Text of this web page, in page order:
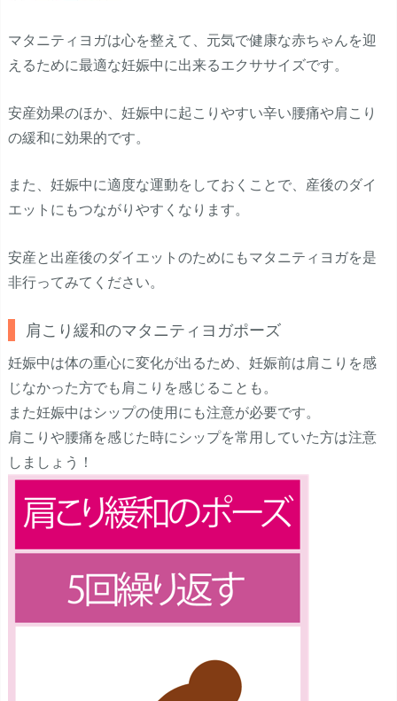
マタニティヨガは心を整えて、元気で健康な赤ちゃんを迎
えるために最適な妊娠中に出来るエクササイズです。
安産効果のほか、妊娠中に起こりやすい辛い腰痛や肩こり
の緩和に効果的です。
また、妊娠中に適度な運動をしておくことで、産後のダイ
エットにもつながりやすくなります。
安産と出産後のダイエットのためにもマタニティヨガを是
非行ってみてください。
肩こり緩和のマタニティヨガポーズ
妊娠中は体の重心に変化が出るため、妊娠前は肩こりを感
じなかった方でも肩こりを感じることも。
また妊娠中はシップの使用にも注意が必要です。
肩こりや腰痛を感じた時にシップを常用していた方は注意
しましょう！